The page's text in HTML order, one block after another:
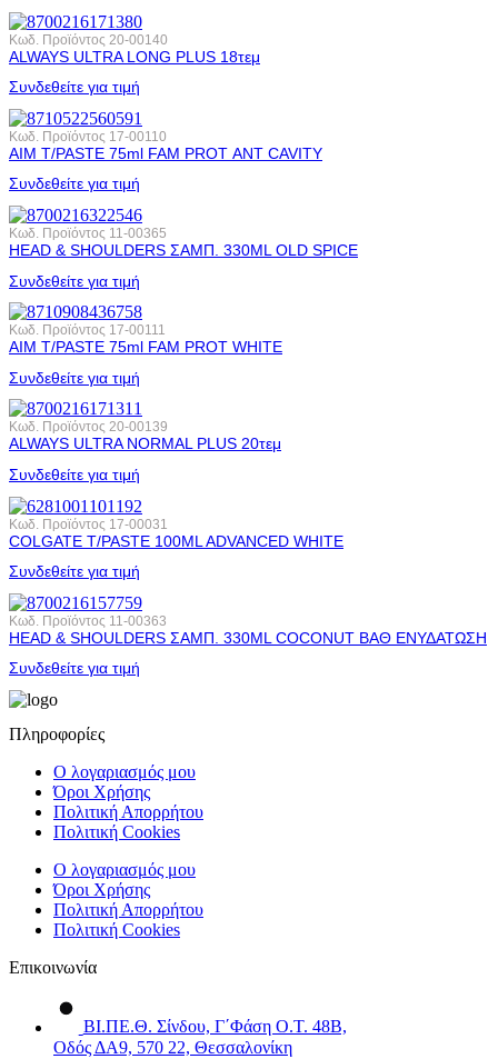
Κωδ. Προϊόντος 20-00140
ALWAYS ULTRA LONG PLUS 18τεμ
Συνδεθείτε για τιμή
Κωδ. Προϊόντος 17-00110
AIM T/PASTE 75ml FAM PROT ΑΝΤ CAVITY
Συνδεθείτε για τιμή
Κωδ. Προϊόντος 11-00365
HEAD & SHOULDERS ΣΑΜΠ. 330ML OLD SPICE
Συνδεθείτε για τιμή
Κωδ. Προϊόντος 17-00111
AIM T/PASTE 75ml FAM PROT WHITE
Συνδεθείτε για τιμή
Κωδ. Προϊόντος 20-00139
ALWAYS ULTRA NORMAL PLUS 20τεμ
Συνδεθείτε για τιμή
Κωδ. Προϊόντος 17-00031
COLGATE T/PASTE 100ML ADVANCED WHITE
Συνδεθείτε για τιμή
Κωδ. Προϊόντος 11-00363
HEAD & SHOULDERS ΣΑΜΠ. 330ML COCONUT ΒΑΘ ΕΝΥΔΑΤΩΣΗ
Συνδεθείτε για τιμή
Πληροφορίες
Ο λογαριασμός μου
Όροι Χρήσης
Πολιτική Απορρήτου
Πολιτική Cookies
Ο λογαριασμός μου
Όροι Χρήσης
Πολιτική Απορρήτου
Πολιτική Cookies
Επικοινωνία
ΒΙ.ΠΕ.Θ. Σίνδου, Γ΄Φάση Ο.Τ. 48Β,
Οδός ΔΑ9, 570 22, Θεσσαλονίκη